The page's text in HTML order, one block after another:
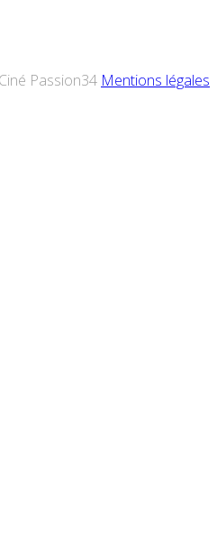
Passion34 Mentions légales